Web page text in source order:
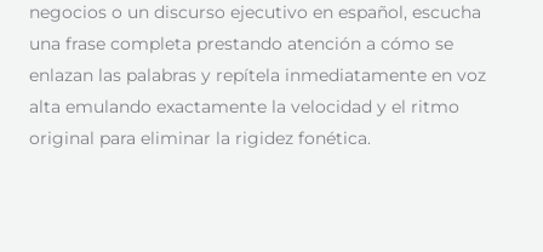
negocios o un discurso ejecutivo en español, escucha
una frase completa prestando atención a cómo se
enlazan las palabras y repítela inmediatamente en voz
alta emulando exactamente la velocidad y el ritmo
original para eliminar la rigidez fonética.